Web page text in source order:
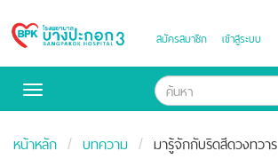
Bangpakok
สมัครสมาชิก เข้าสู่ระบบ
Toggle
หน้าหลัก บทความ มารู้จักกับริดสีดวงทวาร